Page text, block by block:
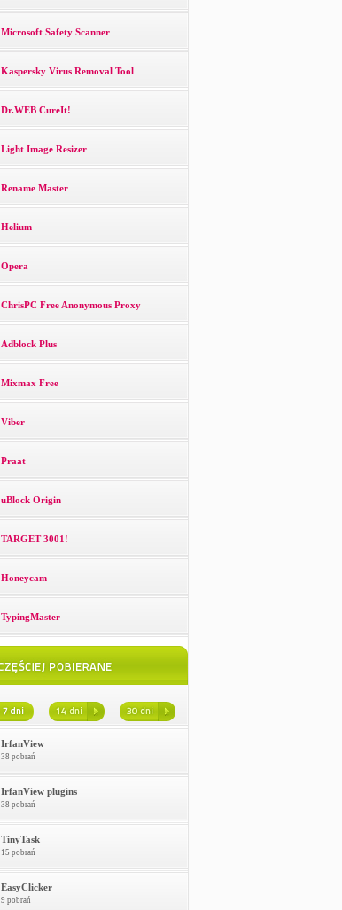
Microsoft Safety Scanner
Kaspersky Virus Removal Tool
Dr.WEB CureIt!
Light Image Resizer
Rename Master
Helium
Opera
ChrisPC Free Anonymous Proxy
Adblock Plus
Mixmax Free
Viber
Praat
uBlock Origin
TARGET 3001!
Honeycam
TypingMaster
IrfanView
38 pobrań
IrfanView plugins
38 pobrań
TinyTask
15 pobrań
EasyClicker
9 pobrań